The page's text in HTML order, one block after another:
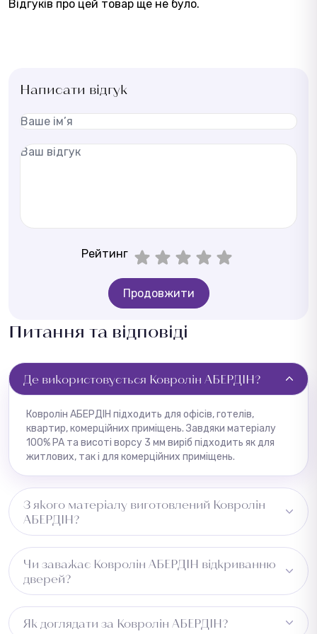
Відгуків про цей товар ще не було.
Написати відгук
Рейтинг
Продовжити
Питання та відповіді
Де використовується Ковролін АБЕРДІН?
Ковролін АБЕРДІН підходить для офісів, готелів,
квартир, комерційних приміщень. Завдяки матеріалу
100% PA та висоті ворсу 3 мм виріб підходить як для
житлових, так і для комерційних приміщень.
З якого матеріалу виготовлений Ковролін
АБЕРДІН?
забезпечує високу зносостійкість та утримання
форми та довговічність виробу.
Чи заважає Ковролін АБЕРДІН відкриванню
дверей?
перешкоджає відкриванню дверей.
Як доглядати за Ковролін АБЕРДІН?